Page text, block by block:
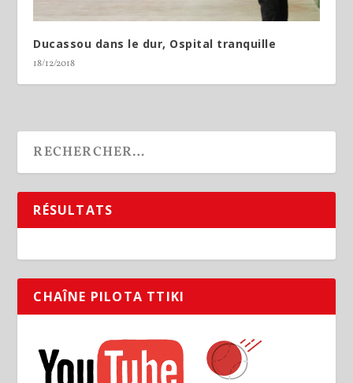
Ducassou dans le dur, Ospital tranquille
18/12/2018
RÉSULTATS
CHAÎNE PILOTA TTIKI